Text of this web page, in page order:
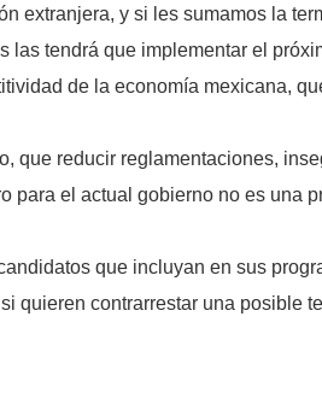
extranjera, y si les sumamos la
las tendrá que implementar el
de la economía mexicana,
que reducir reglamentaciones,
para el actual gobierno no es una
que incluyan en sus
quieren contrarrestar una posible